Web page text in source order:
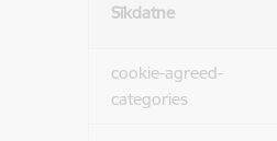
Sīkdatne
cookie-agreed-
categories